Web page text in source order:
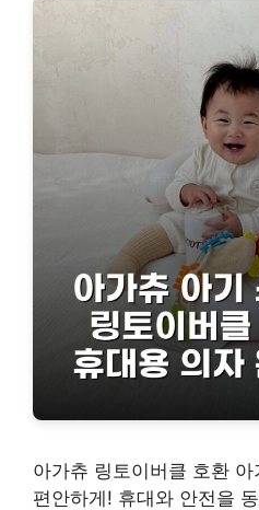
아가츄 링토이버클 호환
편안하게! 휴대와 안전을